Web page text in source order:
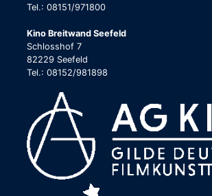
Tel.: 08151/971800
Kino Breitwand Seefeld
Schlosshof 7
82229 Seefeld
Tel.: 08152/981898